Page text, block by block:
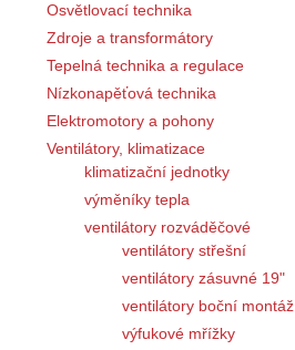
Osvětlovací technika
Zdroje a transformátory
Tepelná technika a regulace
Nízkonapěťová technika
Elektromotory a pohony
Ventilátory, klimatizace
klimatizační jednotky
výměníky tepla
ventilátory rozváděčové
ventilátory střešní
ventilátory zásuvné 19"
ventilátory boční montáž
výfukové mřížky